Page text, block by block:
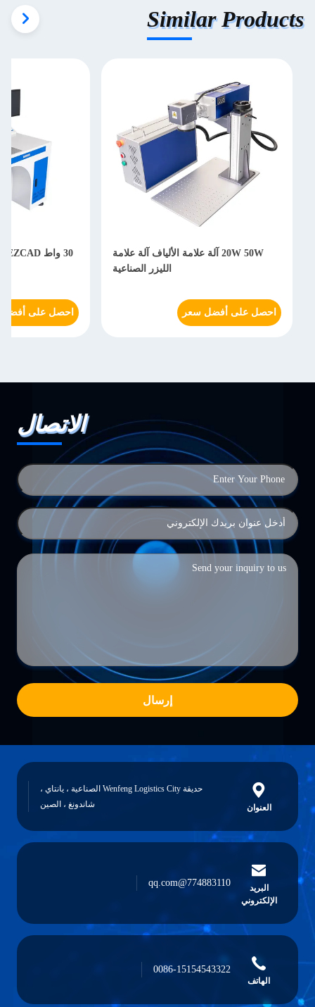
Similar Products
20W 50W آلة علامة الألياف آلة علامة
الليزر الصناعية
احصل على أفضل سعر احصل على
الاتصال
إرسال
العنوان
حديقة Wenfeng Logistics City الصناعية ، يانتاي ،
شاندونغ ، الصين
البريد
الإلكتروني
774883110@qq.com
الهاتف
0086-15154543322